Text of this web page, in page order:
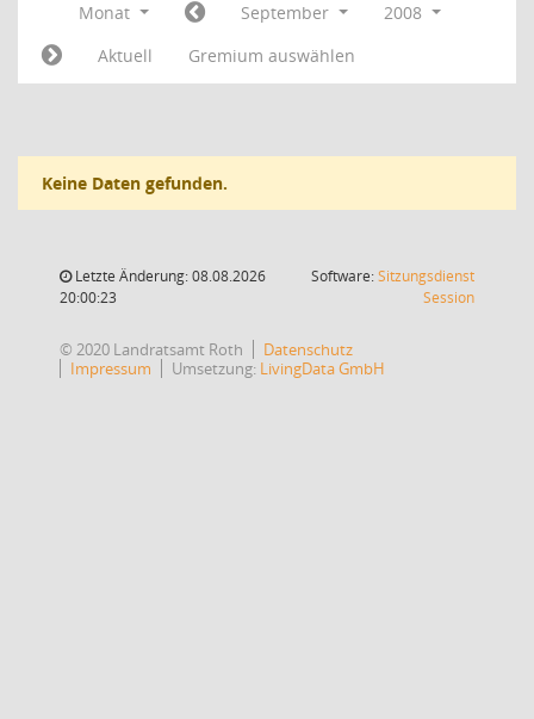
Monat September
2008
Aktuell
Gremium auswählen
Keine Daten gefunden.
Letzte Änderung: 08.08.2026
20:00:23
Software:Sitzungsdienst
Session(Wird in
© 2020 Landratsamt Roth
Datenschutz
Impressum
Umsetzung: LivingData GmbH